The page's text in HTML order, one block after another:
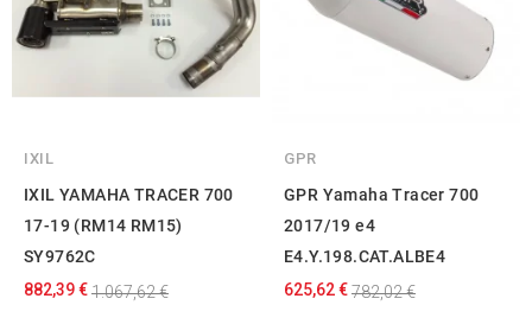
IXIL
IXIL YAMAHA TRACER 700
17-19 (RM14 RM15)
SY9762C
882,39 €1.067,62 €
GPR
GPR Yamaha Tracer 700
2017/19 e4
E4.Y.198.CAT.ALBE4
625,62 €782,02 €